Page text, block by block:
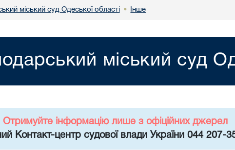
міський суд Одеської області • Інше
міський суд
Отримуйте інформацію лише з офіційних джерел
Контакт-центр судової влади України 044 207-